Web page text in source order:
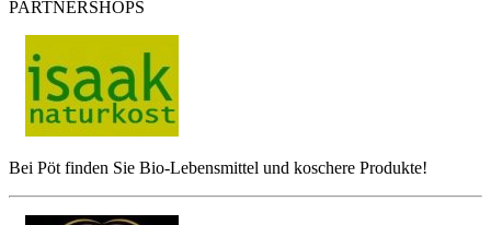
PARTNERSHOPS
Bei Pöt finden Sie Bio-Lebensmittel und koschere Produkte!